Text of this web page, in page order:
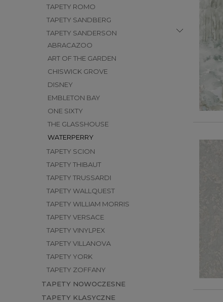
TAPETY ROMO
TAPETY SANDBERG
TAPETY SANDERSON
ABRACAZOO
ART OF THE GARDEN
CHISWICK GROVE
DISNEY
EMBLETON BAY
ONE SIXTY
THE GLASSHOUSE
WATERPERRY
TAPETY SCION
TAPETY THIBAUT
TAPETY TRUSSARDI
TAPETY WALLQUEST
TAPETY WILLIAM MORRIS
TAPETY VERSACE
TAPETY VINYLPEX
TAPETY VILLANOVA
TAPETY YORK
TAPETY ZOFFANY
TAPETY NOWOCZESNE
TAPETY KLASYCZNE